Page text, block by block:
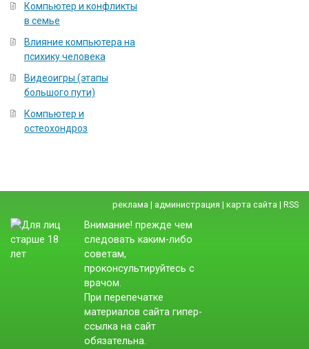
Компьютер и конфликты
в семье
Влияние компьютера на
психику человека
Видеоигры (этапы
большого пути)
Компьютер и
остеохондроз
реклама | администрация | карта сайта | RSS
Внимание! прежде чем
следовать каким-либо
советам,
проконсультируйтесь с
врачом.
При перепечатке
материалов сайта гипер-
ссылка на сайт
обязательна.